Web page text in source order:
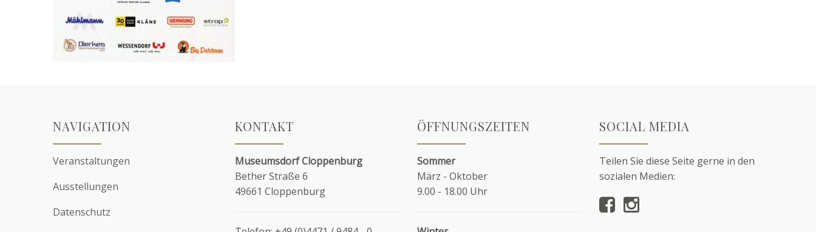
NAVIGATION
Veranstaltungen
Ausstellungen
Datenschutz
KONTAKT
Museumsdorf Cloppenburg
Bether Straße 6
49661 Cloppenburg
ÖFFNUNGSZEITEN
Sommer
März - Oktober
9.00 - 18.00 Uhr
SOCIAL MEDIA
Teilen Sie diese Seite gerne in den
sozialen Medien: